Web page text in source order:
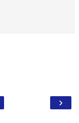
›